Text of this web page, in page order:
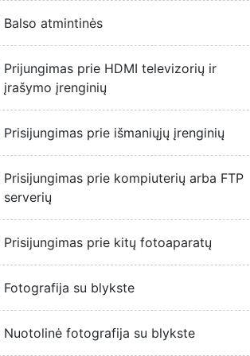
Balso atmintinės
Prijungimas prie HDMI televizorių ir
įrašymo įrenginių
Prisijungimas prie išmaniųjų įrenginių
Prisijungimas prie kompiuterių arba FTP
serverių
Prisijungimas prie kitų fotoaparatų
Fotografija su blykste
Nuotolinė fotografija su blykste